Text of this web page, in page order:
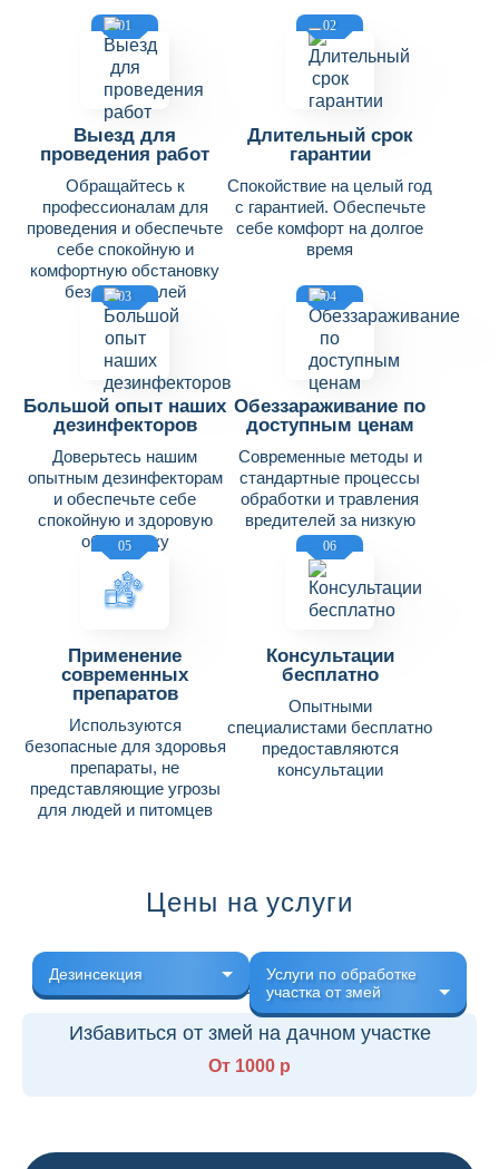
01
Выезд для
проведения работ
Обращайтесь к
профессионалам для
проведения и обеспечьте
себе спокойную и
комфортную обстановку
без вредителей
02
Длительный срок
гарантии
Спокойствие на целый год
с гарантией. Обеспечьте
себе комфорт на долгое
время
03
Большой опыт наших
дезинфекторов
Доверьтесь нашим
опытным дезинфекторам
и обеспечьте себе
спокойную и здоровую
обстановку
04
Обеззараживание по
доступным ценам
Современные методы и
стандартные процессы
обработки и травления
вредителей за низкую
цену
05
Применение
современных
препаратов
Используются
безопасные для здоровья
препараты, не
представляющие угрозы
для людей и питомцев
06
Консультации
бесплатно
Опытными
специалистами бесплатно
предоставляются
консультации
Цены на услуги
Дезинсекция
Услуги по обработке
участка от змей
Избавиться от змей на дачном участке
От 1000 р